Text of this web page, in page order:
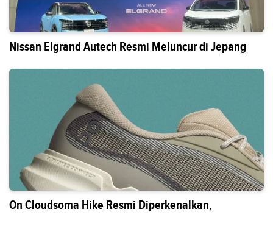
Nissan Elgrand Autech Resmi Meluncur di Jepang
On Cloudsoma Hike Resmi Diperkenalkan,